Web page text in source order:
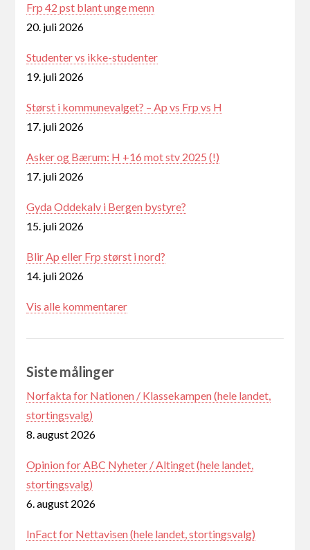
Frp 42 pst blant unge menn
20. juli 2026
Studenter vs ikke-studenter
19. juli 2026
Størst i kommunevalget? – Ap vs Frp vs H
17. juli 2026
Asker og Bærum: H +16 mot stv 2025 (!)
17. juli 2026
Gyda Oddekalv i Bergen bystyre?
15. juli 2026
Blir Ap eller Frp størst i nord?
14. juli 2026
Vis alle kommentarer
Siste målinger
Norfakta for Nationen / Klassekampen (hele landet,
stortingsvalg)
8. august 2026
Opinion for ABC Nyheter / Altinget (hele landet,
stortingsvalg)
6. august 2026
InFact for Nettavisen (hele landet, stortingsvalg)